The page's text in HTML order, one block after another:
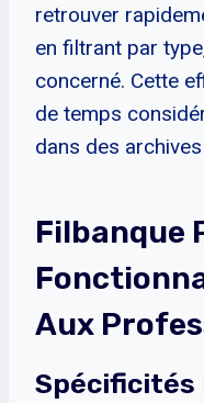
retrouver
en filtrant par
concerné. Cette
de temps
dans des
Filbanque
Aux
Spécificités